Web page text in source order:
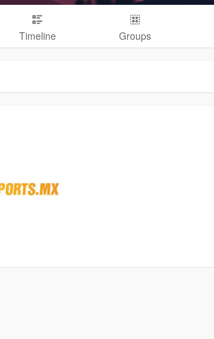
Timeline Groups